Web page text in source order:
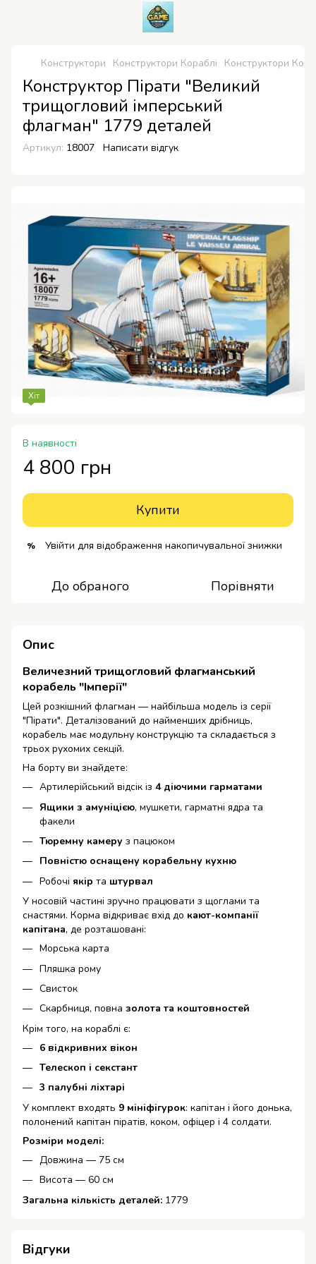
Конструктори Конструктори Кораблі Конструктори
Конструктор Пірати "Великий
трищогловий імперський
флагман" 1779 деталей
Артикул: 18007 Написати відгук
Хіт
В наявності
4 800 грн
Купити
% Увійти для відображення накопичувальної знижки
До обраного Порівняти
Опис
Величезний трищогловий флагманський
корабель "Імперії"
Цей розкішний флагман — найбільша модель із серії
"Пірати". Деталізований до найменших дрібниць,
корабель має модульну конструкцію та складається з
трьох рухомих секцій.
На борту ви знайдете:
Артилерійський відсік із 4 діючими гарматами
Ящики з амуніцією, мушкети, гарматні ядра та
факели
Тюремну камеру з пацюком
Повністю оснащену корабельну кухню
Робочі якір та штурвал
У носовій частині зручно працювати з щоглами та
снастями. Корма відкриває вхід до кают-компанії
капітана, де розташовані:
Морська карта
Пляшка рому
Свисток
Скарбниця, повна золота та коштовностей
Крім того, на кораблі є:
6 відкривних вікон
Телескоп і секстант
3 палубні ліхтарі
У комплект входять 9 мініфігурок: капітан і його донька,
полонений капітан піратів, коком, офіцер і 4 солдати.
Розміри моделі:
Довжина — 75 см
Висота — 60 см
Загальна кількість деталей: 1779
Відгуки